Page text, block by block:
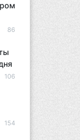
86
106
154